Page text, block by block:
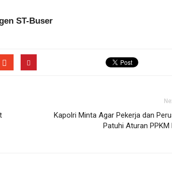
ST-Buser
Kapolri Minta Agar Pekerja dan
Patuhi Aturan PPKM